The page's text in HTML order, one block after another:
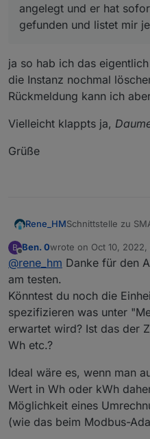
angelegt und er hat
gefunden und listet mir
ja so hab ich das
die Instanz nochmal
Rückmeldung kann ich
Vielleicht klappts ja,
Grüße
Rene_HMSchnittstelle zu
Fügt eure Geräte
hinzu.
und
aber auch über
ausreichender
die Geräte
wenigen im
angewiesen. Mit
Geräte aus dem
einbinden. Es
eines einzelnen
Features:
Geräte von
der Geräte
SunnyPortal
(Einschalten
Ausschalten
support von
Aktuelle Version:
1.2.0 seit 29.05.2023
latest:
B
Offline
Ben. 0wrote on Oct 10,
last edited by
@rene_hm Danke für den
am testen.
Könntest du noch die
spezifizieren was unter
erwartet wird? Ist das der
Wh etc.?
Ideal wäre es, wenn man
Wert in Wh oder kWh
Möglichkeit eines
(wie das beim Modbus-